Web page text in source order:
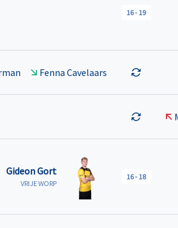
16- 19
Fenna Cavelaars
Gideon Gort
VRIJE WORP
16- 18